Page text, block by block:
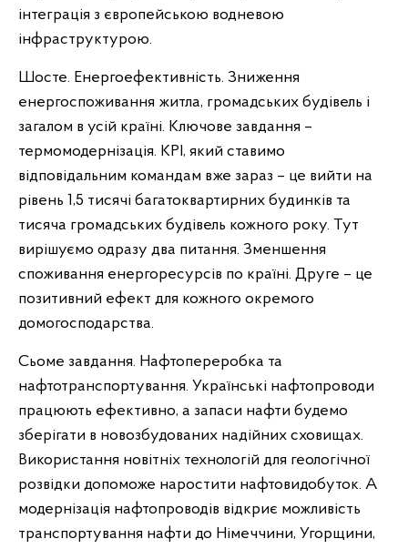
інтеграція з європейською водневою
інфраструктурою.
Шосте. Енергоефективність. Зниження
енергоспоживання житла, громадських будівель і
загалом в усій країні. Ключове завдання –
термомодернізація. KPI, який ставимо
відповідальним командам вже зараз – це вийти на
рівень 1,5 тисячі багатоквартирних будинків та
тисяча громадських будівель кожного року. Тут
вирішуємо одразу два питання. Зменшення
споживання енергоресурсів по країні. Друге – це
позитивний ефект для кожного окремого
домогосподарства.
Сьоме завдання. Нафтопереробка та
нафтотранспортування. Українські нафтопроводи
працюють ефективно, а запаси нафти будемо
зберігати в новозбудованих надійних сховищах.
Використання новітніх технологій для геологічної
розвідки допоможе наростити нафтовидобуток. А
модернізація нафтопроводів відкриє можливість
транспортування нафти до Німеччини, Угорщини,